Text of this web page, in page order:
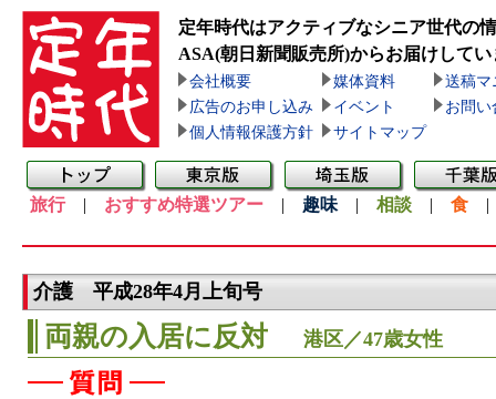
定年時代はアクティブなシニア世代の
ASA(朝日新聞販売所)からお届けしてい
会社概要 媒体資料
送稿マ
広告のお申し込み
イベント
お問い
個人情報保護方針
サイトマップ
旅行| おすすめ特選ツアー | 趣味 | 相談 | 食
介護 平成28年4月上旬号
両親の入居に反対 港区／47歳女性